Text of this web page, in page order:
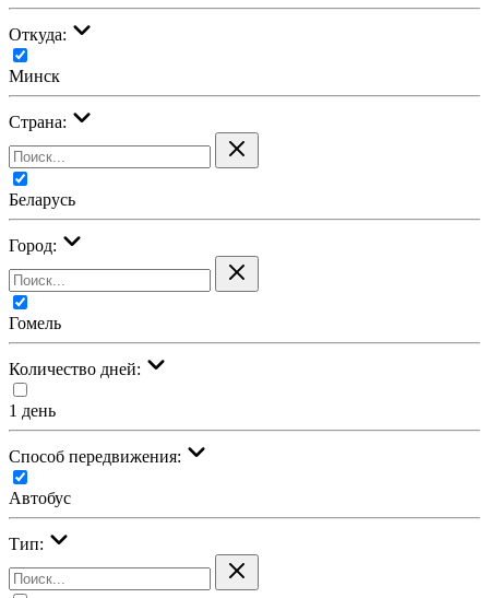
Откуда:
Минск
Страна:
Беларусь
Город:
Гомель
Количество дней:
1 день
Cпособ передвижения:
Автобус
Тип: